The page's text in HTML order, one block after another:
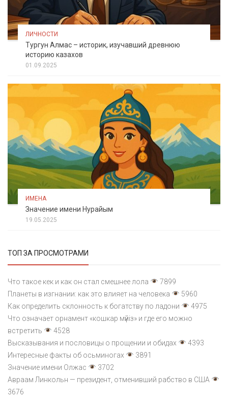
ЛИЧНОСТИ
Тургун Алмас – историк, изучавший древнюю
историю казахов
01.09.2025
ИМЕНА
Значение имени Нурайым
19.05.2025
ТОП ЗА ПРОСМОТРАМИ
Что такое кек и как он стал смешнее лола
7899
Планеты в изгнании: как это влияет на человека
5960
Как определить склонность к богатству по ладони
4975
Что означает орнамент «кошкар мүйіз» и где его можно
встретить
4528
Высказывания и пословицы о прощении и обидах
4393
Интересные факты об осьминогах
3891
Значение имени Олжас
3702
Авраам Линкольн — президент, отменивший рабство в США
3676